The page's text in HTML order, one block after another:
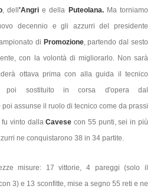
, dell 'Angrie della Puteolana.Ma torniamo
decennio e gli azzurri del presidente
di Promozione, partendo dal sesto
con la volontà di migliorarlo. Non sarà
ottava prima con alla guida il tecnico
poi sostituito in corsa d'opera dal
poi assunse il ruolo di tecnico come da prassi
fu vinto dallaCavese con 55 punti, sei in più
ne conquistarono 38 in 34 partite.
misure: 17 vittorie, 4 pareggi (solo il
3) e 13 sconfitte, mise a segno 55 reti e ne